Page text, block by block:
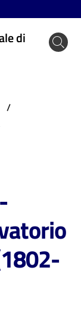
di
/